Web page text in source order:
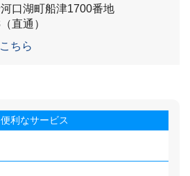
口湖町船津1700番地
直通）
ちら
便利なサービス